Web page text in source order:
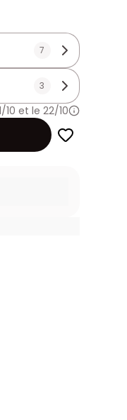
7
3
10 et le 22/10